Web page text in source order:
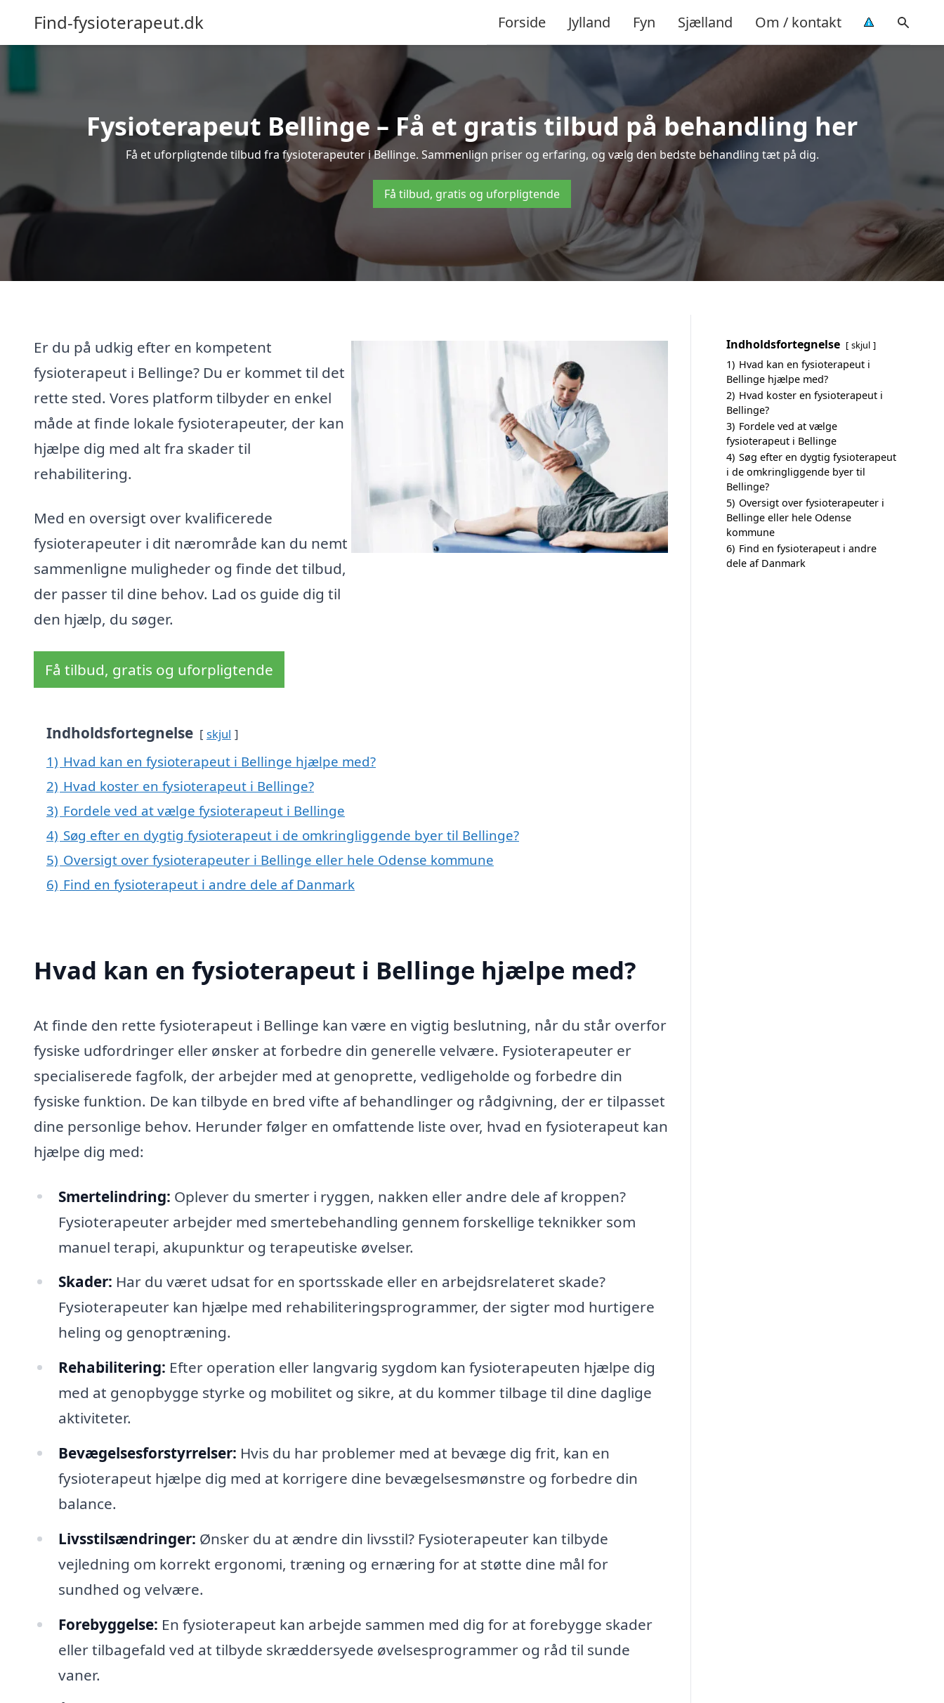
Find-fysioterapeut.dk Forside Jylland Fyn Sjælland Om / kontakt
Fysioterapeut Bellinge – Få et gratis tilbud på behandling her
Få et uforpligtende tilbud fra fysioterapeuter i Bellinge. Sammenlign priser og erfaring, og vælg den bedste behandling tæt på dig.
Få tilbud, gratis og uforpligtende
Er du på udkig efter en kompetent
fysioterapeut i Bellinge? Du er kommet til det
rette sted. Vores platform tilbyder en enkel
måde at finde lokale fysioterapeuter, der kan
hjælpe dig med alt fra skader til
rehabilitering.
Med en oversigt over kvalificerede
fysioterapeuter i dit nærområde kan du nemt
sammenligne muligheder og finde det tilbud,
der passer til dine behov. Lad os guide dig til
den hjælp, du søger.
Få tilbud, gratis og uforpligtende
Indholdsfortegnelse skjul
1) Hvad kan en fysioterapeut i Bellinge hjælpe med?
2) Hvad koster en fysioterapeut i Bellinge?
3) Fordele ved at vælge fysioterapeut i Bellinge
4) Søg efter en dygtig fysioterapeut i de omkringliggende byer til Bellinge?
5) Oversigt over fysioterapeuter i Bellinge eller hele Odense kommune
6) Find en fysioterapeut i andre dele af Danmark
Hvad kan en fysioterapeut i Bellinge hjælpe med?
At finde den rette fysioterapeut i Bellinge kan være en vigtig beslutning, når du står overfor
fysiske udfordringer eller ønsker at forbedre din generelle velvære. Fysioterapeuter er
specialiserede fagfolk, der arbejder med at genoprette, vedligeholde og forbedre din
fysiske funktion. De kan tilbyde en bred vifte af behandlinger og rådgivning, der er tilpasset
dine personlige behov. Herunder følger en omfattende liste over, hvad en fysioterapeut kan
hjælpe dig med:
Smertelindring: Oplever du smerter i ryggen, nakken eller andre dele af kroppen?
Fysioterapeuter arbejder med smertebehandling gennem forskellige teknikker som
manuel terapi, akupunktur og terapeutiske øvelser.
Skader: Har du været udsat for en sportsskade eller en arbejdsrelateret skade?
Fysioterapeuter kan hjælpe med rehabiliteringsprogrammer, der sigter mod hurtigere
heling og genoptræning.
Rehabilitering: Efter operation eller langvarig sygdom kan fysioterapeuten hjælpe dig
med at genopbygge styrke og mobilitet og sikre, at du kommer tilbage til dine daglige
aktiviteter.
Bevægelsesforstyrrelser: Hvis du har problemer med at bevæge dig frit, kan en
fysioterapeut hjælpe dig med at korrigere dine bevægelsesmønstre og forbedre din
balance.
Livsstilsændringer: Ønsker du at ændre din livsstil? Fysioterapeuter kan tilbyde
vejledning om korrekt ergonomi, træning og ernæring for at støtte dine mål for
sundhed og velvære.
Forebyggelse: En fysioterapeut kan arbejde sammen med dig for at forebygge skader
eller tilbagefald ved at tilbyde skræddersyede øvelsesprogrammer og råd til sunde
vaner.
Indholdsfortegnelse skjul
1) Hvad kan en fysioterapeut i
Bellinge hjælpe med?
2) Hvad koster en fysioterapeut i
Bellinge?
3) Fordele ved at vælge
fysioterapeut i Bellinge
4) Søg efter en dygtig fysioterapeut
i de omkringliggende byer til
Bellinge?
5) Oversigt over fysioterapeuter i
Bellinge eller hele Odense
kommune
6) Find en fysioterapeut i andre
dele af Danmark